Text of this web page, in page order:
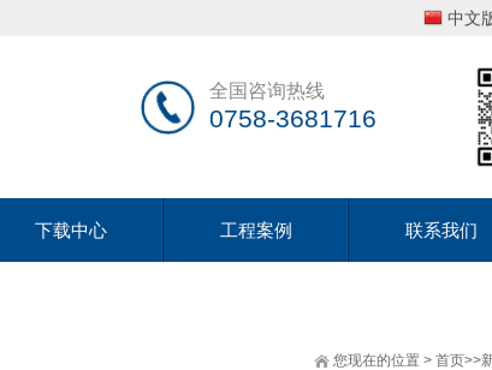
中文
全国咨询热线
0758-3681716
下载中心 工程案例 联系我们
您现在的位置 > 首页>>